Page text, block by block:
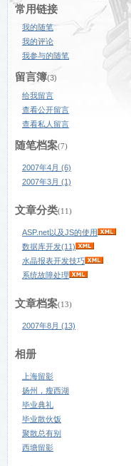
常用链接
我的随笔
我的评论
我参与的随笔
留言簿(3)
给我留言
查看公开留言
查看私人留言
随笔档案(7)
2007年4月 (6)
2007年3月 (1)
文章分类(11)
ASP.net以及JS的使用
数据库开发(11)
水晶报表开发技巧
系统故障处理
文章档案(13)
2007年8月 (13)
相册
上海留影
扬州，瘦西湖
毕业典礼
毕业散伙饭
聚散总有别
西塘留影